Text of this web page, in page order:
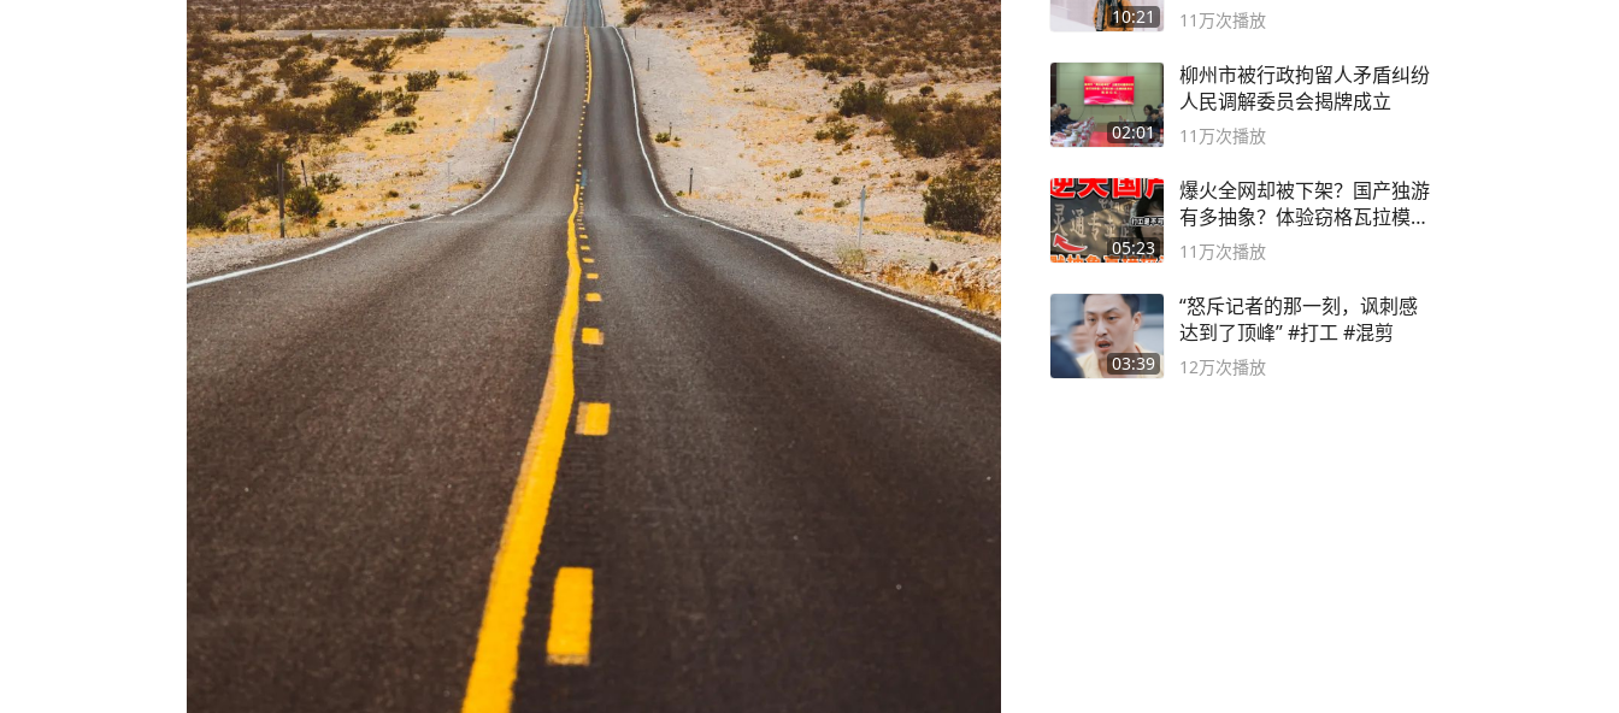
10:21 11万次播放
02:01
柳州市被行政拘留人矛盾纠纷
人民调解委员会揭牌成立
11万次播放
05:23
爆火全网却被下架？国产独游
有多抽象？体验窃格瓦拉模拟
器！
11万次播放
03:39
“怒斥记者的那一刻，讽刺感
达到了顶峰” #打工 #混剪
12万次播放